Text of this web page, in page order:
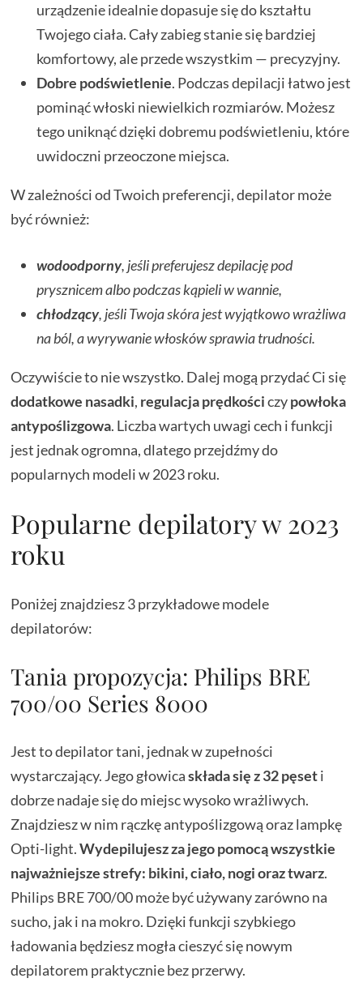
urządzenie idealnie dopasuje się do kształtu
Twojego ciała. Cały zabieg stanie się bardziej
komfortowy, ale przede wszystkim — precyzyjny.
Dobre podświetlenie. Podczas depilacji łatwo jest
pominąć włoski niewielkich rozmiarów. Możesz
tego uniknąć dzięki dobremu podświetleniu, które
uwidoczni przeoczone miejsca.
W zależności od Twoich preferencji, depilator może
być również:
wodoodporny, jeśli preferujesz depilację pod
prysznicem albo podczas kąpieli w wannie,
chłodzący, jeśli Twoja skóra jest wyjątkowo wrażliwa
na ból, a wyrywanie włosków sprawia trudności.
Oczywiście to nie wszystko. Dalej mogą przydać Ci się
dodatkowe nasadki, regulacja prędkościczypowłoka
antypoślizgowa. Liczba wartych uwagi cech i funkcji
jest jednak ogromna, dlatego przejdźmy do
popularnych modeli w 2023 roku.
Popularne depilatory w 2023
roku
Poniżej znajdziesz 3 przykładowe modele
depilatorów:
Tania propozycja: Philips BRE
700/00 Series 8000
Jest to depilator tani, jednak w zupełności
wystarczający. Jego głowicaskłada się z 32 pęseti
dobrze nadaje się do miejsc wysoko wrażliwych.
Znajdziesz w nim rączkę antypoślizgową oraz lampkę
Opti-light.Wydepilujesz za jego pomocą wszystkie
najważniejsze strefy: bikini, ciało, nogi oraz twarz.
Philips BRE 700/00 może być używany zarówno na
sucho, jak i na mokro. Dzięki funkcji szybkiego
ładowania będziesz mogła cieszyć się nowym
depilatorem praktycznie bez przerwy.